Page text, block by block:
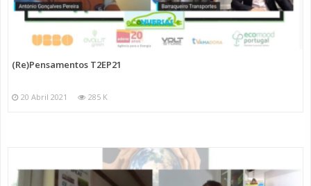
(Re)Pensamentos T2EP21
20 Abril 2021 285 K